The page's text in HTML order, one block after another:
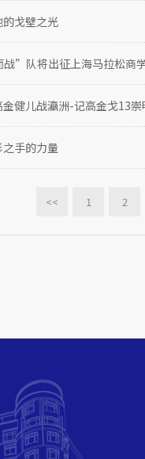
戈壁之光
”队将出征上海马拉松商
健儿战瀛洲-记高金戈13崇
手的力量
<< 1 2